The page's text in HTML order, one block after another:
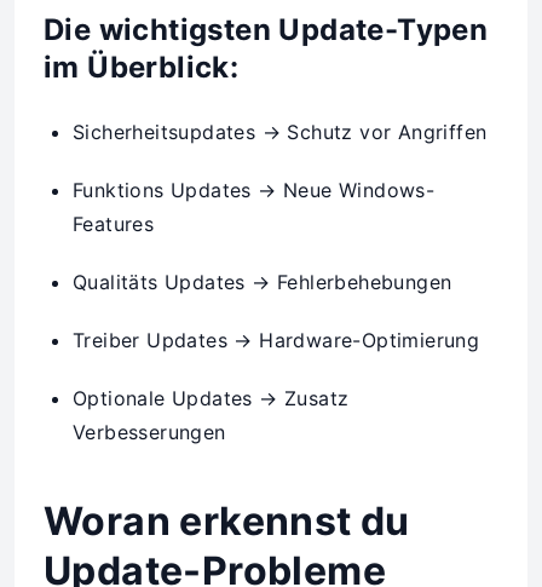
Die wichtigsten Update-Typen
im Überblick:
Sicherheitsupdates → Schutz vor Angriffen
Funktions Updates → Neue Windows-
Features
Qualitäts Updates → Fehlerbehebungen
Treiber Updates → Hardware-Optimierung
Optionale Updates → Zusatz
Verbesserungen
Woran erkennst du
Update-Probleme